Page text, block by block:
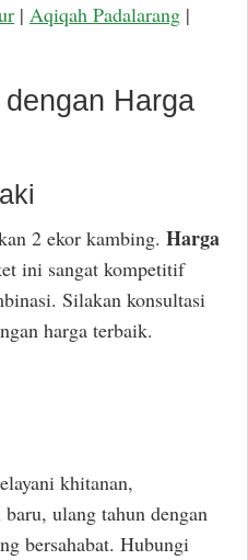
| Aqiqah Padalarang |
Harga
2 ekor kambing. Harga
ini sangat kompetitif
Silakan konsultasi
harga terbaik.
khitanan,
ulang tahun dengan
bersahabat. Hubungi